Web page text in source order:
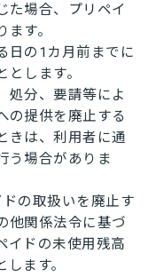
た場合、プリペイ
す。
日の1カ月前までに
します。
処分、要請等によ
の提供を廃止する
きは、利用者に通
う場合がありま
の取扱いを廃止す
他関係法令に基づ
イドの未使用残高
ます。